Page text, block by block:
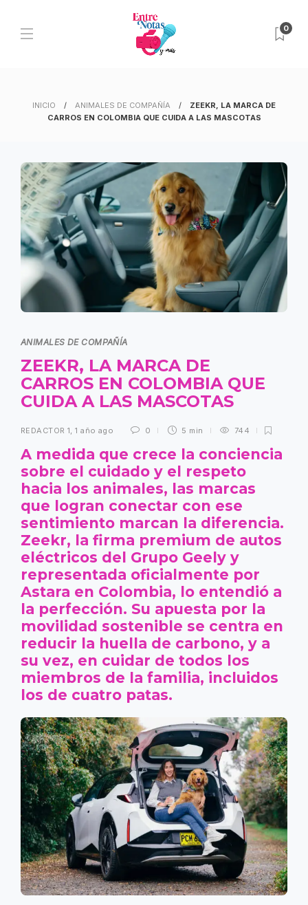
0
INICIO ANIMALES DE COMPAÑÍA
ZEEKR, LA MARCA DE
CARROS EN COLOMBIA QUE CUIDA A LAS MASCOTAS
ANIMALES DE COMPAÑÍA
ZEEKR, LA MARCA DE
CARROS EN COLOMBIA QUE
CUIDA A LAS MASCOTAS
REDACTOR 1,1 año ago 0 5 min 744
A medida que crece la conciencia
sobre el cuidado y el respeto
hacia los animales, las marcas
que logran conectar con ese
sentimiento marcan la diferencia.
Zeekr, la firma premium de autos
eléctricos del Grupo Geely y
representada oficialmente por
Astara en Colombia, lo entendió a
la perfección. Su apuesta por la
movilidad sostenible se centra en
reducir la huella de carbono, y a
su vez, en cuidar de todos los
miembros de la familia, incluidos
los de cuatro patas.